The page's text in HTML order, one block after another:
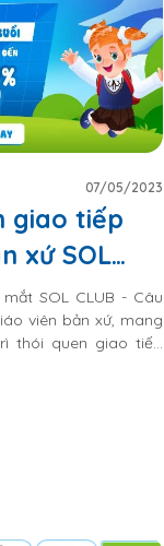
07/05/2023
giao tiếp
xứ SOL
SOL CLUB - Câu
viên bản xứ, mang
thói quen giao tiếp